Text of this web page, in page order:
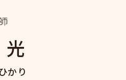
かり